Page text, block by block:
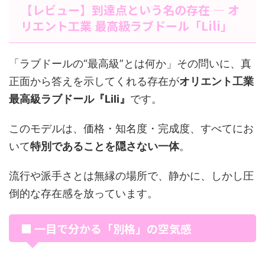
【レビュー】到達点という名の存在 ― オ
リエント工業 最高級ラブドール「Lili」
「ラブドールの“最高級”とは何か」その問いに、真
正面から答えを示してくれる存在がオリエント工業
最高級ラブドール『Lili』 です。
このモデルは、価格・知名度・完成度、すべてにお
いて特別であることを隠さない一体。
流行や派手さとは無縁の場所で、静かに、しかし圧
倒的な存在感を放っています。
■ 一目で分かる「別格」の空気感